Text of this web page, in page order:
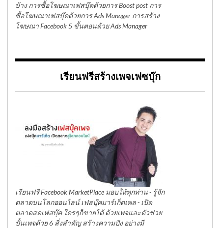
บ้าง การซื้อโฆษณาเฟสบุ๊คด้วยการ Boost post การ
ซื้อโฆษณาเฟสบุ๊คด้วยการ Ads Manager การสร้าง
โฆษณา Facebook 5 ขั้นตอนด้วย Ads Manager
เรียนฟรีสร้างเพจเฟซบุ๊ก
เรียนฟรี Facebook MarketPlace มอบให้ทุกท่าน - รู้จัก
ตลาดบนโลกออนไลน์ เฟสบุ๊คมาร์เก็ตเพล - เปิด
ตลาดสดเฟสบุ๊ค ใครๆก็ขายได้ ด้วยเพจและตัวช่วย -
ปั้นเพจด้วย 6 สิ่งสำคัญ สร้างความปัง อย่างมี